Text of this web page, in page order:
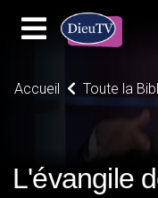
Accueil Toute la
L'évangile